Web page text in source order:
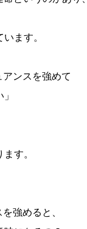
ます。
アンスを強めて
す。
強めると、